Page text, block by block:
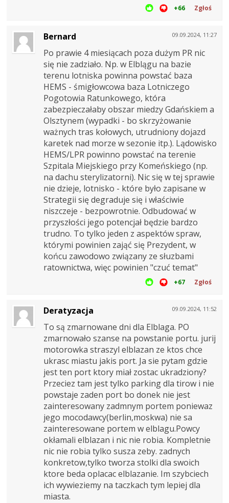
+66 Zgłoś
09.09.2024, 11:27
Bernard
Po prawie 4 miesiącach poza dużym PR nic
się nie zadziało. Np. w Elblągu na bazie
terenu lotniska powinna powstać baza
HEMS - śmigłowcowa baza Lotniczego
Pogotowia Ratunkowego, która
zabezpieczałaby obszar miedzy Gdańskiem a
Olsztynem (wypadki - bo skrzyżowanie
ważnych tras kołowych, utrudniony dojazd
karetek nad morze w sezonie itp.). Lądowisko
HEMS/LPR powinno powstać na terenie
Szpitala Miejskiego przy Komeńskiego (np.
na dachu sterylizatorni). Nic się w tej sprawie
nie dzieje, lotnisko - które było zapisane w
Strategii się degraduje się i właściwie
niszczeje - bezpowrotnie. Odbudować w
przyszłości jego potencjał będzie bardzo
trudno. To tylko jeden z aspektów spraw,
którymi powinien zająć się Prezydent, w
końcu zawodowo związany ze słuzbami
ratownictwa, więc powinien "czuć temat"
+67 Zgłoś
09.09.2024, 11:52
Deratyzacja
To są zmarnowane dni dla Elblaga. PO
zmarnowało szanse na powstanie portu. jurij
motorowka straszyl elblazan ze ktos chce
ukrasc miastu jakis port. Ja sie pytam gdzie
jest ten port ktory miał zostac ukradziony?
Przeciez tam jest tylko parking dla tirow i nie
powstaje zaden port bo donek nie jest
zainteresowany zadmnym portem poniewaz
jego mocodawcy(berlin,moskwa) nie sa
zainteresowane portem w elblagu.Powcy
okłamali elblazan i nic nie robia. Kompletnie
nic nie robia tylko susza zeby. zadnych
konkretow,tylko tworza stolki dla swoich
ktore beda oplacac elblazanie. Im szybciech
ich wywieziemy na taczkach tym lepiej dla
miasta.